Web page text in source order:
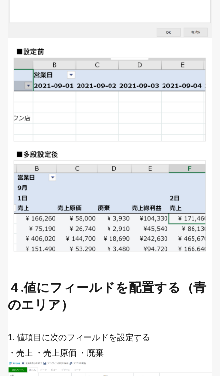
４.値にフィールドを配置する（青
のエリア）
1. 値項目に次のフィールドを設定する
・売上 ・売上原価 ・廃棄